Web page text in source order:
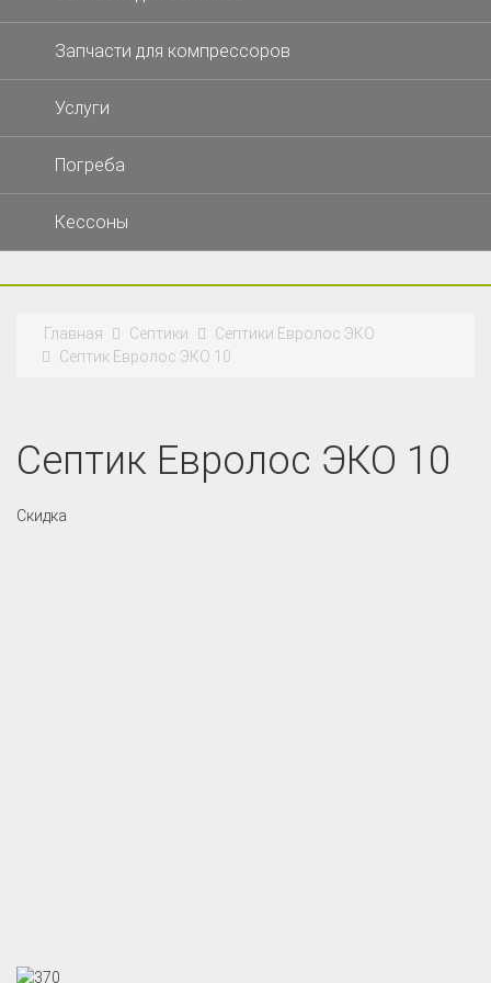
Запчасти для компрессоров
Услуги
Погреба
Кессоны
Главная Септики
Септики Евролос ЭКО
Септик Евролос ЭКО 10
Септик Евролос ЭКО 10
Скидка